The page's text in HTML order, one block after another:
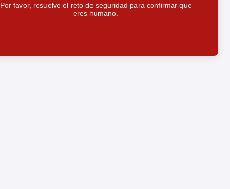
Por favor, resuelve el reto de seguridad para confirmar que
eres humano.